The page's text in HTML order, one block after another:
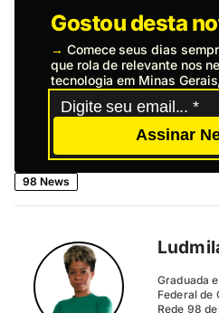
Gostou desta
→ Comece seus dias
que rola de relevante nos
tecnologia em Minas
Assinar
98 News
Graduada
Federal de
Rede 98